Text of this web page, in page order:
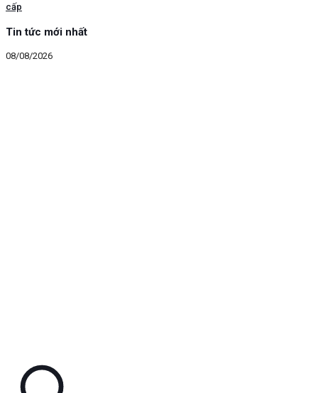
cấp
Tin tức mới nhất
08/08/2026